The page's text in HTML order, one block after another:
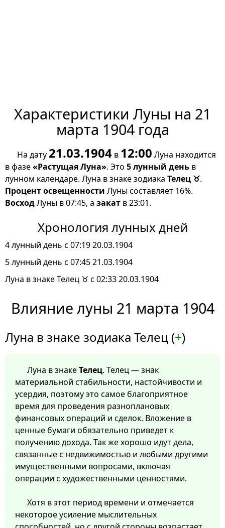
Характеристики Луны на 21
марта 1904 года
На дату 21.03.1904 в 12:00 Луна находится
в фазе«Растущая Луна». Это 5 лунный день в
лунном календаре. Луна в знаке зодиака Телец ♉.
Процент освещенности Луны составляет 16%.
ВосходЛуны в 07:45, а закат в 23:01.
Хронология лунных дней
4 лунный день с 07:19 20.03.1904
5 лунный день с 07:45 21.03.1904
Луна в знаке Телец ♉ с 02:33 20.03.1904
Влияние луны 21 марта 1904
Луна в знаке зодиака Телец (+)
Луна в знакеТелец. Телец — знак
материальной стабильности, настойчивости и
усердия, поэтому это самое благоприятное
время для проведения разноплановых
финансовых операций и сделок. Вложение в
ценные бумаги обязательно приведет к
получению дохода. Так же хорошо идут дела,
связанные с недвижимостью и любыми другими
имущественными вопросами, включая
операции с художественными ценностями.
Хотя в этот период времени и отмечается
некоторое усиление мыслительных